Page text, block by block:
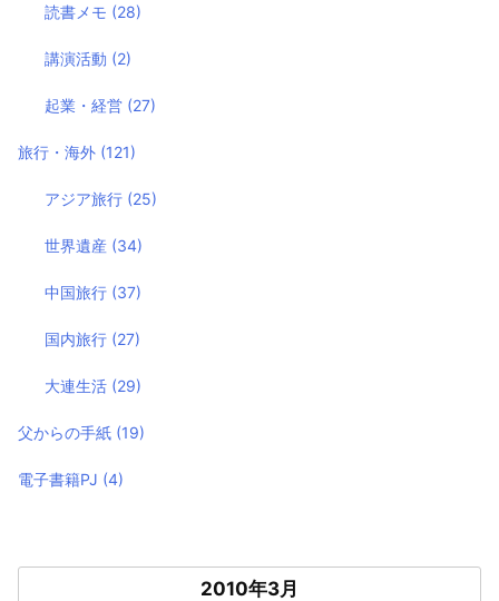
読書メモ (28)
講演活動 (2)
起業・経営 (27)
旅行・海外 (121)
アジア旅行 (25)
世界遺産 (34)
中国旅行 (37)
国内旅行 (27)
大連生活 (29)
父からの手紙 (19)
電子書籍PJ (4)
2010年3月